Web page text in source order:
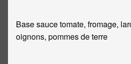
Base sauce tomate, fromage,
oignons, pommes de terre